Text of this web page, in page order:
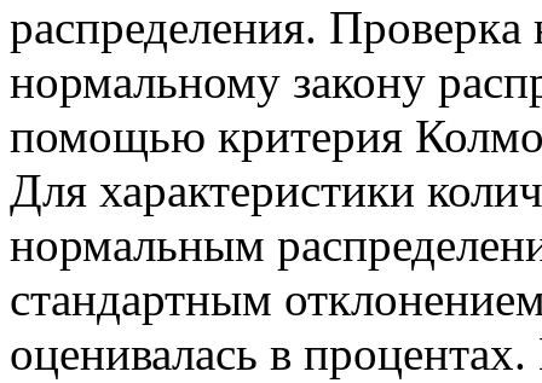
распределения. Проверкa
нормaльному зaкону
помощью критерия
Для характеристики
нормальным
стандартным
оценивалась в